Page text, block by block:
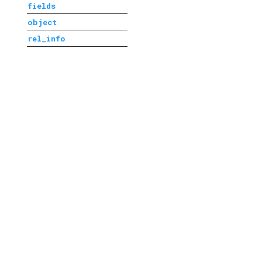
fields
object
rel_info